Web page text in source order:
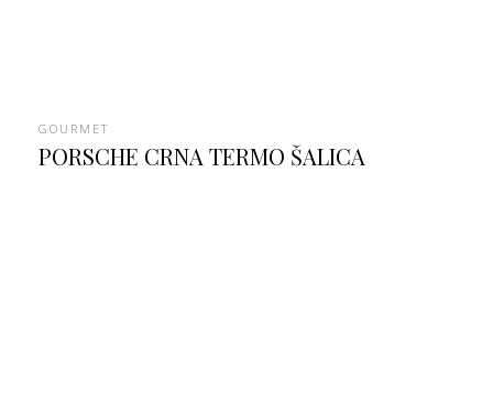
GOURMET
PORSCHE CRNA TERMO ŠALICA